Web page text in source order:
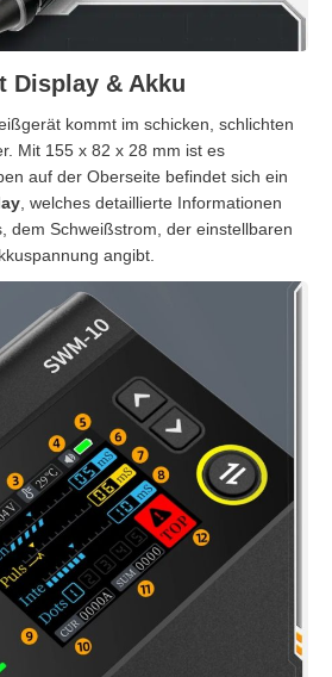
Display & Akku
kommt im schicken, schlichten
Mit 155 x 82 x 28 mm ist es
auf der Oberseite befindet sich ein
, welches detaillierte Informationen
dem Schweißstrom, der einstellbaren
angibt.